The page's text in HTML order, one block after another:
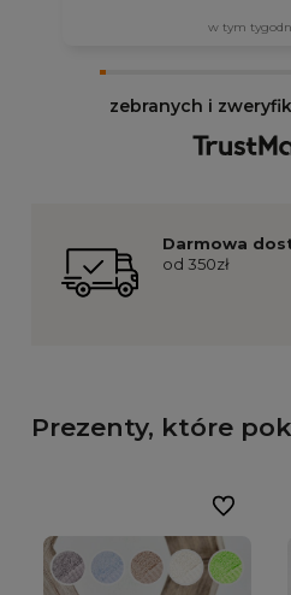
w tym
zebranych i
Darmowa
od 350zł
Prezenty, które
Do